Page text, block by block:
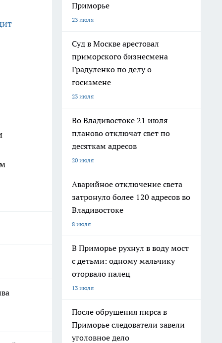
Приморье
23 июля
Суд в Москве арестовал
приморского бизнесмена
Градуленко по делу о
госизмене
23 июля
Во Владивостоке 21 июля
планово отключат свет по
десяткам адресов
20 июля
Аварийное отключение света
затронуло более 120 адресов во
Владивостоке
8 июля
В Приморье рухнул в воду мост
с детьми: одному мальчику
оторвало палец
13 июля
После обрушения пирса в
Приморье следователи завели
уголовное дело